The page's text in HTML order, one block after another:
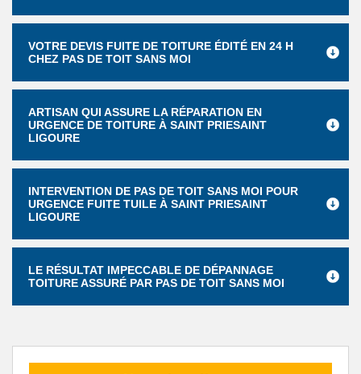
VOTRE DEVIS FUITE DE TOITURE ÉDITÉ EN 24 H
CHEZ PAS DE TOIT SANS MOI
ARTISAN QUI ASSURE LA RÉPARATION EN
URGENCE DE TOITURE À SAINT PRIESAINT
LIGOURE
INTERVENTION DE PAS DE TOIT SANS MOI POUR
URGENCE FUITE TUILE À SAINT PRIESAINT
LIGOURE
LE RÉSULTAT IMPECCABLE DE DÉPANNAGE
TOITURE ASSURÉ PAR PAS DE TOIT SANS MOI